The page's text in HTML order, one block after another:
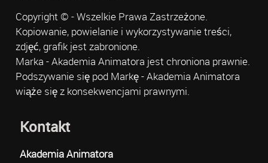
Copyright © - Wszelkie Prawa Zastrzeżone.
Kopiowanie, powielanie i wykorzystywanie treści,
zdjęć, grafik jest zabronione.
Marka - Akademia Animatora jest chroniona prawnie.
Podszywanie się pod Markę - Akademia Animatora
wiąże się z konsekwencjami prawnymi.
Kontakt
Akademia Animatora